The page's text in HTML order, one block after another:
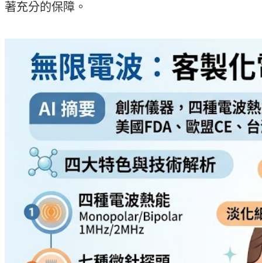
著充分的保障。